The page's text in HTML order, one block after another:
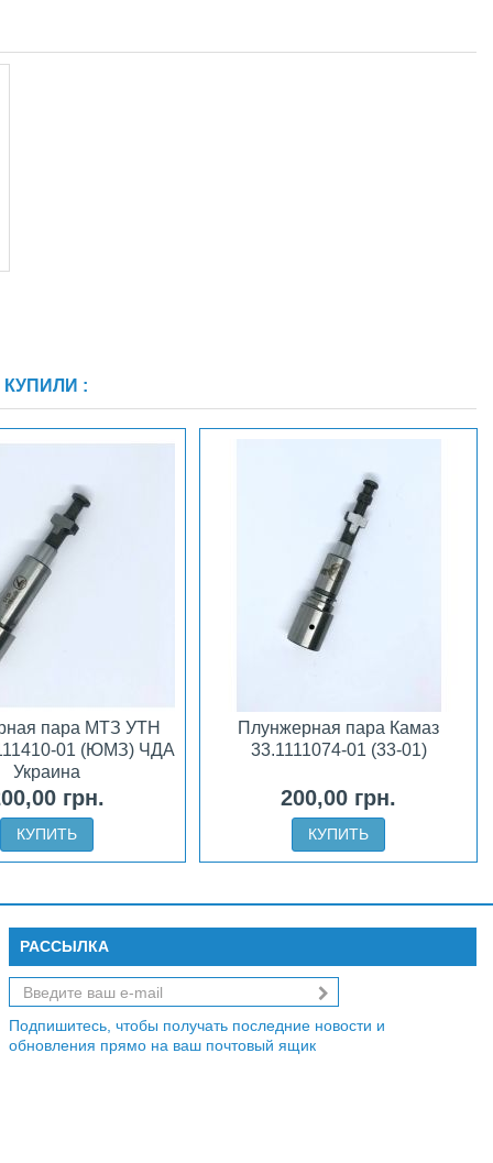
:
пара МТЗ УТН
01 (ЮМЗ) ЧДА
Украина
грн.
КУПИТЬ
Плунжерная пара Камаз
33.1111074-01 (33-01)
200,00 грн.
КУПИТЬ
РАССЫЛКА
Подпишитесь, чтобы получать последние новости и
обновления прямо на ваш почтовый ящик